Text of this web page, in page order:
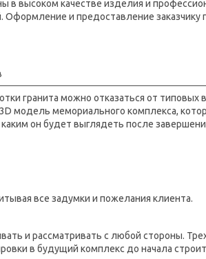
в высоком качестве изделия и
и предоставление заказчику
гранита можно отказаться от типовых
модель мемориального комплекса,
он будет выглядеть после
все задумки и пожелания клиента.
и рассматривать с любой стороны.
в будущий комплекс до начала